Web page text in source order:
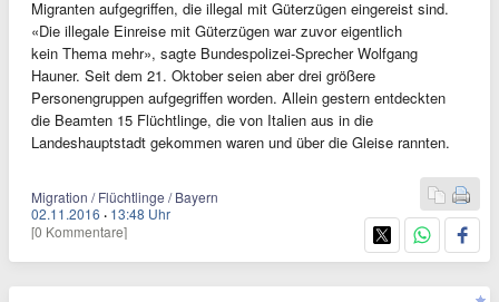
Migranten aufgegriffen, die illegal mit Güterzügen eingereist sind.
«Die illegale Einreise mit Güterzügen war zuvor eigentlich
kein Thema mehr», sagte Bundespolizei-Sprecher Wolfgang
Hauner. Seit dem 21. Oktober seien aber drei größere
Personengruppen aufgegriffen worden. Allein gestern entdeckten
die Beamten 15 Flüchtlinge, die von Italien aus in die
Landeshauptstadt gekommen waren und über die Gleise rannten.
Migration / Flüchtlinge / Bayern
02.11.2016 · 13:48 Uhr
[0 Kommentare]